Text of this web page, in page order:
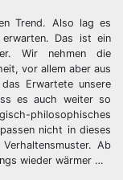
Trend. Also lag es
Das ist ein
Wir nehmen die
vor allem aber aus
Erwartete unsere
es auch weiter so
philosophisches
nicht in dieses
Ab
wieder wärmer …